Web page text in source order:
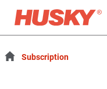
Subscription